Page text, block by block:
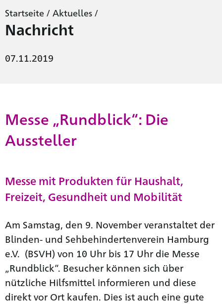
Startseite / Aktuelles /
Nachricht
07.11.2019
Messe „Rundblick“: Die
Aussteller
Messe mit Produkten für Haushalt,
Freizeit, Gesundheit und Mobilität
Am Samstag, den 9. November veranstaltet der
Blinden- und Sehbehindertenverein Hamburg
e.V. (BSVH) von 10 Uhr bis 17 Uhr die Messe
„Rundblick“. Besucher können sich über
nützliche Hilfsmittel informieren und diese
direkt vor Ort kaufen. Dies ist auch eine gute